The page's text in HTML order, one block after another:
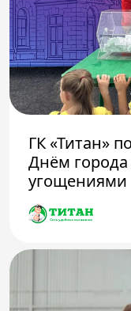
ГК «Титан»
Днём
угощениями